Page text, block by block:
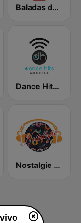
Baladas del Recuerdo
Dance Hits America
Nostalgie New York